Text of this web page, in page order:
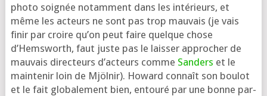
pho­to soi­gnée notam­ment dans les inté­rieurs, et
même les acteurs ne sont pas trop mau­vais (je vais
finir par croire qu’on peut faire quelque chose
d’Hemsworth, faut juste pas le lais­ser appro­cher de
mau­vais direc­teurs d’ac­teurs comme Sanders et le
main­te­nir loin de Mjölnir). Howard connaît son bou­lot
et le fait glo­ba­le­ment bien, entou­ré par une bonne par­